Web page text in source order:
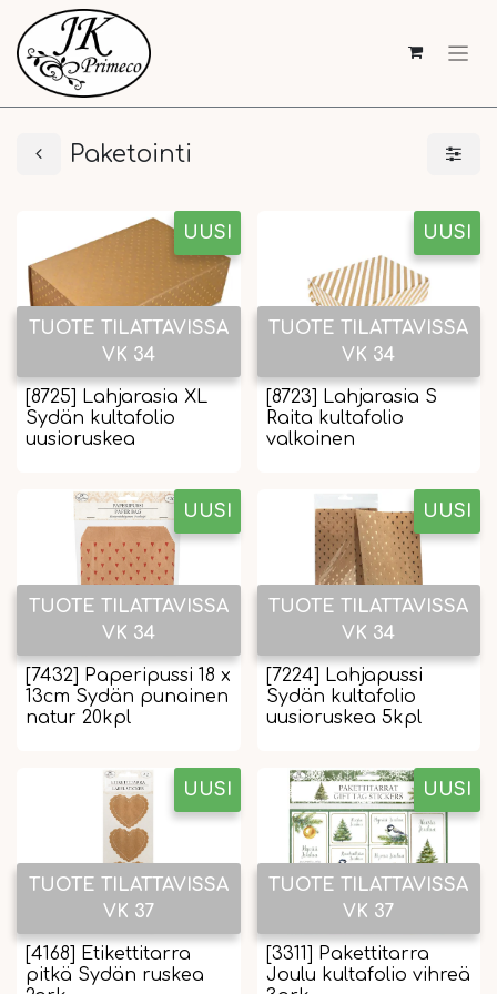
Paketointi
UUSI
TUOTE TILATTAVISSA
VK 34
[8725] Lahjarasia XL
Sydän kultafolio
uusioruskea
UUSI
TUOTE TILATTAVISSA
VK 34
[8723] Lahjarasia S
Raita kultafolio
valkoinen
UUSI
TUOTE TILATTAVISSA
VK 34
[7432] Paperipussi 18 x
13cm Sydän punainen
natur 20kpl
UUSI
TUOTE TILATTAVISSA
VK 34
[7224] Lahjapussi
Sydän kultafolio
uusioruskea 5kpl
UUSI
TUOTE TILATTAVISSA
VK 37
[4168] Etikettitarra
pitkä Sydän ruskea
UUSI
TUOTE TILATTAVISSA
VK 37
[3311] Pakettitarra
Joulu kultafolio vihreä